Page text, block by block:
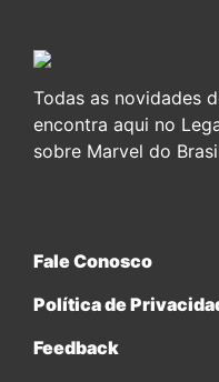
Todas as novidades
encontra aqui no
sobre Marvel do
Fale Conosco
Política de
Feedback